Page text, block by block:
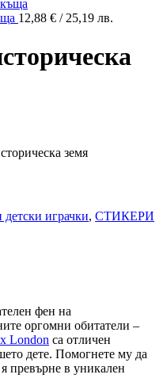
12,88 € / 25,19 лв.
земя
играчки, СТИКЕРИ
фен на
оргомни обитатели –
London са отличен
дете. Помогнете му да
превърне в уникален